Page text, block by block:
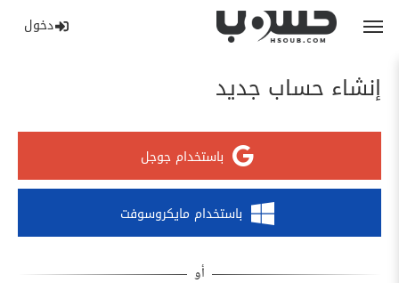
دخول
إنشاء حساب جديد
باستخدام جوجل
باستخدام مايكروسوفت